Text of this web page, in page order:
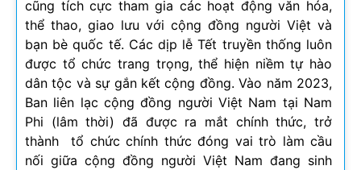
cũng tích cực tham gia các hoạt động văn hóa,
thể thao, giao lưu với cộng đồng người Việt và
bạn bè quốc tế. Các dịp lễ Tết truyền thống luôn
được tổ chức trang trọng, thể hiện niềm tự hào
dân tộc và sự gắn kết cộng đồng. Vào năm 2023,
Ban liên lạc cộng đồng người Việt Nam tại Nam
Phi (lâm thời) đã được ra mắt chính thức, trở
thành tổ chức chính thức đóng vai trò làm cầu
nối giữa cộng đồng người Việt Nam đang sinh